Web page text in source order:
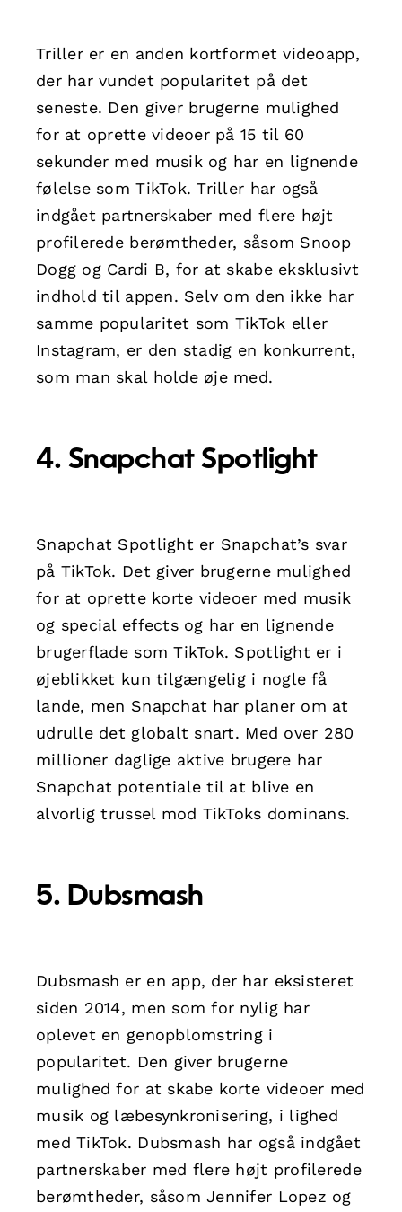
Triller er en anden kortformet videoapp,
der har vundet popularitet på det
seneste. Den giver brugerne mulighed
for at oprette videoer på 15 til 60
sekunder med musik og har en lignende
følelse som TikTok. Triller har også
indgået partnerskaber med flere højt
profilerede berømtheder, såsom Snoop
Dogg og Cardi B, for at skabe eksklusivt
indhold til appen. Selv om den ikke har
samme popularitet som TikTok eller
Instagram, er den stadig en konkurrent,
som man skal holde øje med.
4. Snapchat Spotlight
Snapchat Spotlight er Snapchat’s svar
på TikTok. Det giver brugerne mulighed
for at oprette korte videoer med musik
og special effects og har en lignende
brugerflade som TikTok. Spotlight er i
øjeblikket kun tilgængelig i nogle få
lande, men Snapchat har planer om at
udrulle det globalt snart. Med over 280
millioner daglige aktive brugere har
Snapchat potentiale til at blive en
alvorlig trussel mod TikToks dominans.
5. Dubsmash
Dubsmash er en app, der har eksisteret
siden 2014, men som for nylig har
oplevet en genopblomstring i
popularitet. Den giver brugerne
mulighed for at skabe korte videoer med
musik og læbesynkronisering, i lighed
med TikTok. Dubsmash har også indgået
partnerskaber med flere højt profilerede
berømtheder, såsom Jennifer Lopez og